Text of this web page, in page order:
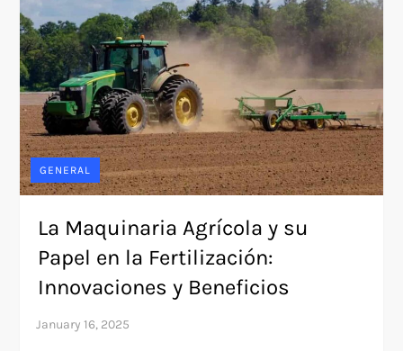
GENERAL
La Maquinaria Agrícola y su
Papel en la Fertilización:
Innovaciones y Beneficios